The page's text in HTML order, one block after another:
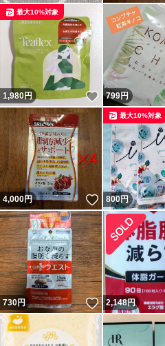
1,980円 いいね！
最大10%対象
799円
4,000円 いいね！
800円
最大10%対象
730円 いいね！
2,148円